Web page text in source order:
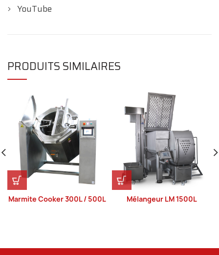
YouTube
PRODUITS SIMILAIRES
Marmite Cooker 300L / 500L Mélangeur LM 1500L